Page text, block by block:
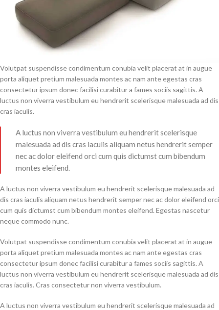
Volutpat suspendisse condimentum conubia velit placerat at in augue
porta aliquet pretium malesuada montes ac nam ante egestas cras
consectetur ipsum donec facilisi curabitur a fames sociis sagittis. A
luctus non viverra vestibulum eu hendrerit scelerisque malesuada ad dis
cras iaculis.
A luctus non viverra vestibulum eu hendrerit scelerisque
malesuada ad dis cras iaculis aliquam netus hendrerit semper
nec ac dolor eleifend orci cum quis dictumst cum bibendum
montes eleifend.
A luctus non viverra vestibulum eu hendrerit scelerisque malesuada ad
dis cras iaculis aliquam netus hendrerit semper nec ac dolor eleifend orci
cum quis dictumst cum bibendum montes eleifend. Egestas nascetur
neque commodo nunc.
Volutpat suspendisse condimentum conubia velit placerat at in augue
porta aliquet pretium malesuada montes ac nam ante egestas cras
consectetur ipsum donec facilisi curabitur a fames sociis sagittis. A
luctus non viverra vestibulum eu hendrerit scelerisque malesuada ad dis
cras iaculis. Cras consectetur non viverra vestibulum.
A luctus non viverra vestibulum eu hendrerit scelerisque malesuada ad